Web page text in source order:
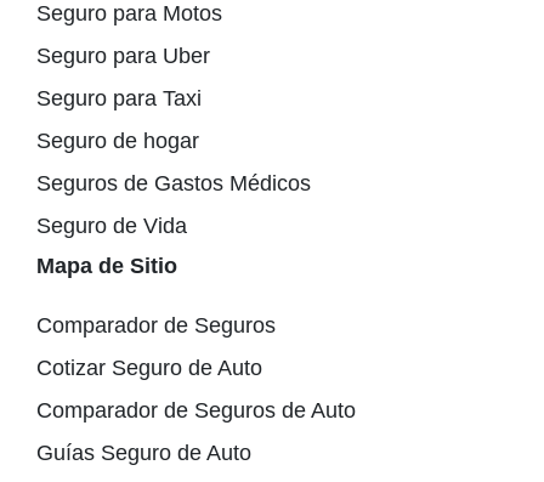
Seguro para Motos
Seguro para Uber
Seguro para Taxi
Seguro de hogar
Seguros de Gastos Médicos
Seguro de Vida
Mapa de Sitio
Comparador de Seguros
Cotizar Seguro de Auto
Comparador de Seguros de Auto
Guías Seguro de Auto